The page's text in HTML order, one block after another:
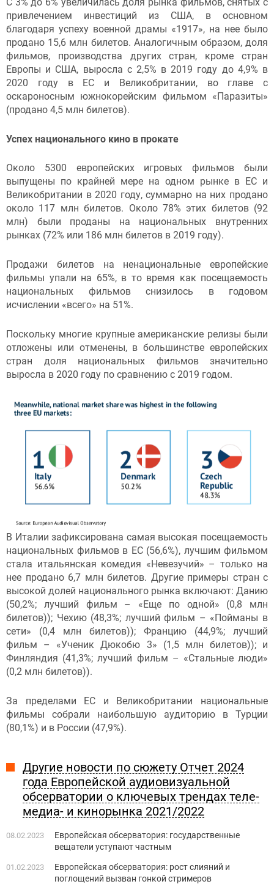
привлечением инвестиций из США, в основном
благодаря успеху военной драмы «1917», на нее было
продано 15,6 млн билетов. Аналогичным образом, доля
фильмов, производства других стран, кроме стран
Европы и США, выросла с 2,5% в 2019 году до 4,9% в
2020 году в ЕС и Великобритании, во главе с
оскароносным южнокорейским фильмом «Паразиты»
(продано 4,5 млн билетов).
Успех национального кино в прокате
Около 5300 европейских игровых фильмов были
выпущены по крайней мере на одном рынке в ЕС и
Великобритании в 2020 году, суммарно на них продано
около 117 млн билетов. Около 78% этих билетов (92
млн) были проданы на национальных внутренних
рынках (72% или 186 млн билетов в 2019 году).
Продажи билетов на ненациональные европейские
фильмы упали на 65%, в то время как посещаемость
национальных фильмов снизилось в годовом
исчислении «всего» на 51%.
Поскольку многие крупные американские релизы были
отложены или отменены, в большинстве европейских
стран доля национальных фильмов значительно
выросла в 2020 году по сравнению с 2019 годом.
В Италии зафиксирована самая высокая посещаемость
национальных фильмов в ЕС (56,6%), лучшим фильмом
стала итальянская комедия «Невезучий» – только на
нее продано 6,7 млн билетов. Другие примеры стран с
высокой долей национального рынка включают: Данию
(50,2%; лучший фильм – «Еще по одной» (0,8 млн
билетов)); Чехию (48,3%; лучший фильм – «Пойманы в
сети» (0,4 млн билетов)); Францию (44,9%; лучший
фильм – «Ученик Дюкобю 3» (1,5 млн билетов)); и
Финляндия (41,3%; лучший фильм – «Стальные люди»
(0,2 млн билетов)).
За пределами ЕС и Великобритании национальные
фильмы собрали наибольшую аудиторию в Турции
(80,1%) и в России (47,9%).
Другие новости по сюжету Отчет 2024
года Европейской аудиовизуальной
обсерватории о ключевых трендах теле-
медиа- и кинорынка 2021/2022
08.02.2023
Европейская обсерватория: государственные
вещатели уступают частным
01.02.2023
Европейская обсерватория: рост слияний и
поглощений вызван гонкой стримеров